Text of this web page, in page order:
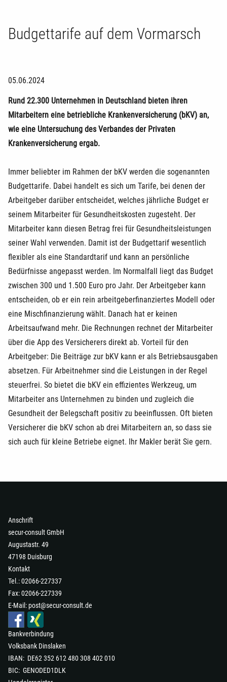
Budgettarife auf dem Vormarsch
05.06.2024
Rund 22.300 Unternehmen in Deutschland bieten ihren
Mitarbeitern eine betriebliche Krankenversicherung (bKV) an,
wie eine Untersuchung des Verbandes der Privaten
Krankenversicherung ergab.
Immer beliebter im Rahmen der bKV werden die sogenannten
Budgettarife. Dabei handelt es sich um Tarife, bei denen der
Arbeitgeber darüber entscheidet, welches jährliche Budget er
seinem Mitarbeiter für Gesundheitskosten zugesteht. Der
Mitarbeiter kann diesen Betrag frei für Gesundheitsleistungen
seiner Wahl verwenden. Damit ist der Budgettarif wesentlich
flexibler als eine Standardtarif und kann an persönliche
Bedürfnisse angepasst werden. Im Normalfall liegt das Budget
zwischen 300 und 1.500 Euro pro Jahr. Der Arbeitgeber kann
entscheiden, ob er ein rein arbeitgeberfinanziertes Modell oder
eine Mischfinanzierung wählt. Danach hat er keinen
Arbeitsaufwand mehr. Die Rechnungen rechnet der Mitarbeiter
über die App des Versicherers direkt ab. Vorteil für den
Arbeitgeber: Die Beiträge zur bKV kann er als Betriebsausgaben
absetzen. Für Arbeitnehmer sind die Leistungen in der Regel
steuerfrei. So bietet die bKV ein effizientes Werkzeug, um
Mitarbeiter ans Unternehmen zu binden und zugleich die
Gesundheit der Belegschaft positiv zu beeinflussen. Oft bieten
Versicherer die bKV schon ab drei Mitarbeitern an, so dass sie
sich auch für kleine Betriebe eignet. Ihr Makler berät Sie gern.
Anschrift
secur-consult GmbH
Augustastr. 49
47198 Duisburg
Kontakt
Tel.: 02066-227337
Fax: 02066-227339
E-Mail: post@secur-consult.de
Bankverbindung
Volksbank Dinslaken
IBAN: DE62 352 612 480 308 402 010
BIC: GENODED1DLK
Kundenbewertungen und Erfahrungen zu